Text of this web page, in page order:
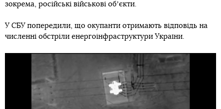
зокрема, російські військові обʼєкти.
У СБУ попередили, що окупанти отримають відповідь на
численні обстріли енергоінфраструктури України.